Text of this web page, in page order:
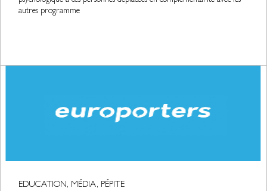
autres programme
EDUCATION, MÉDIA, PÉPITE